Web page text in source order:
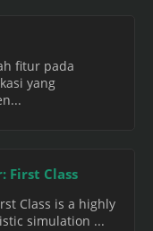
fitur pada
yang
First Class
Class is a highly
simulation ...